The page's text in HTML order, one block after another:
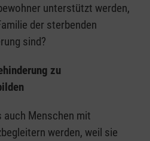
unterstützt werden,
der sterbenden
sind?
zu
auch Menschen mit
werden, weil sie